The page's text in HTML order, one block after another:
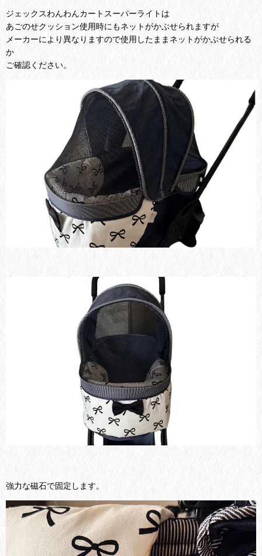
ジェックスわんわんカートスーパーライトは
あごのせクッション使用時にもネットがかぶせられますが
メーカーにより異なりますので使用したままネットがかぶせられる
か
ご確認ください。
強力な磁石で固定します。